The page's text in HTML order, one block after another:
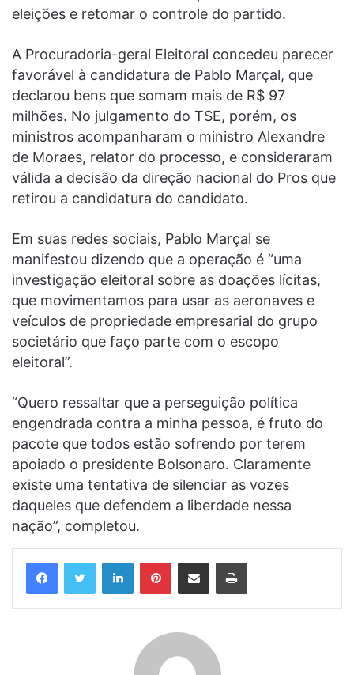
eleições e retomar o controle do partido.
A Procuradoria-geral Eleitoral concedeu parecer
favorável à candidatura de Pablo Marçal, que
declarou bens que somam mais de R$ 97
milhões. No julgamento do TSE, porém, os
ministros acompanharam o ministro Alexandre
de Moraes, relator do processo, e consideraram
válida a decisão da direção nacional do Pros que
retirou a candidatura do candidato.
Em suas redes sociais, Pablo Marçal se
manifestou dizendo que a operação é “uma
investigação eleitoral sobre as doações lícitas,
que movimentamos para usar as aeronaves e
veículos de propriedade empresarial do grupo
societário que faço parte com o escopo
eleitoral”.
“Quero ressaltar que a perseguição política
engendrada contra a minha pessoa, é fruto do
pacote que todos estão sofrendo por terem
apoiado o presidente Bolsonaro. Claramente
existe uma tentativa de silenciar as vozes
daqueles que defendem a liberdade nessa
nação”, completou.
LinkedinPinterestCompartilhar via e-mail Imprimir